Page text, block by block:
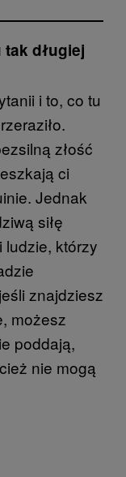
długiej
i to, co tu
złość
ci
Jednak
siłę
ludzie, którzy
znajdziesz
możesz
poddają,
nie mogą